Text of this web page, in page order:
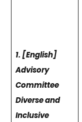
1. [English]
Advisory
Committee
Diverse and
Inclusive